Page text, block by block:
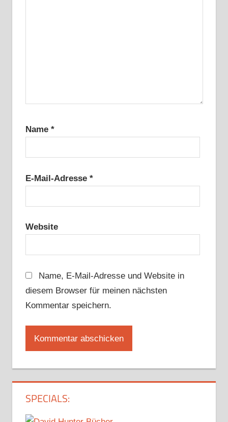
Name *
E-Mail-Adresse *
Website
Name, E-Mail-Adresse und Website in
diesem Browser für meinen nächsten
Kommentar speichern.
SPECIALS: